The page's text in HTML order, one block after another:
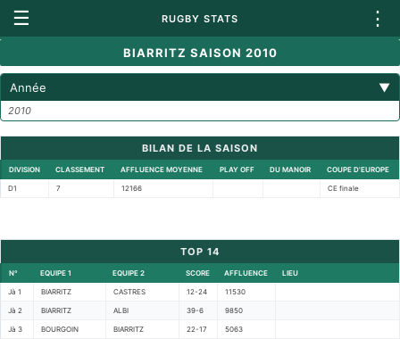
☰ RUGBY STATS ⋮
BIARRITZ SAISON 2010
Année ▼
2010
BILAN DE LA SAISON
DIVISION CLASSEMENT AFFLUENCE MOYENNE PLAY OFF DU MANOIR COUPE D'EUROPE
D1 7 12166 CE finale
TOP 14
N° EQUIPE 1 EQUIPE 2 SCORE AFFLUENCE LIEU
Jà 1 BIARRITZ CASTRES 12-24 11530
Jà 2 BIARRITZ ALBI 39-6 9850
Jà 3 BOURGOIN BIARRITZ 22-17 5063